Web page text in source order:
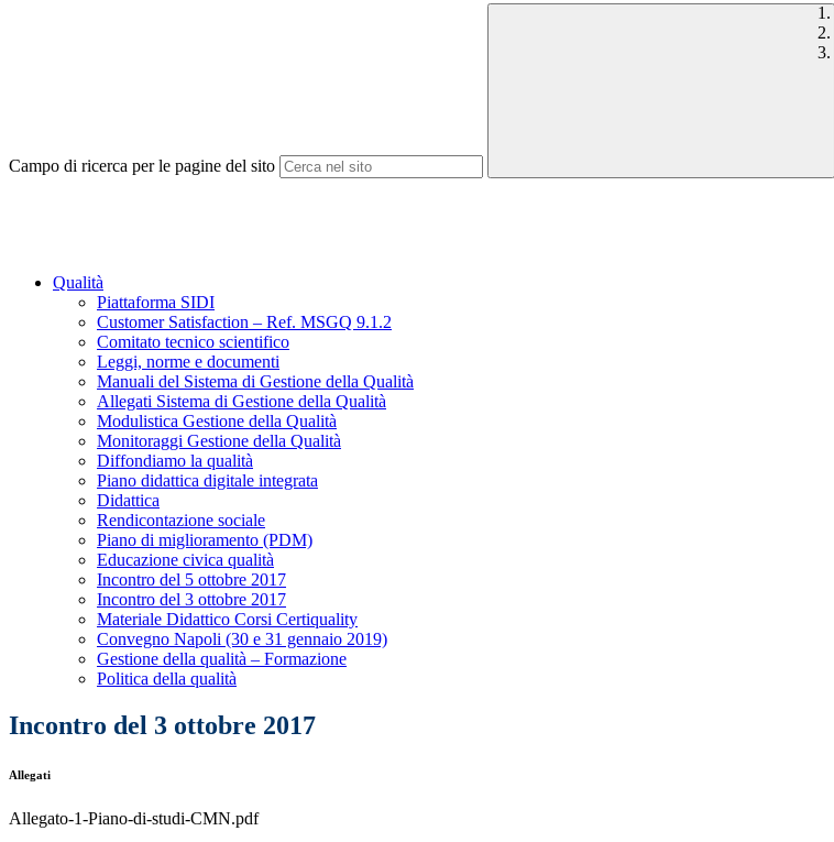
Campo di ricerca per le pagine del sito
Qualità
Piattaforma SIDI
Customer Satisfaction – Ref. MSGQ 9.1.2
Comitato tecnico scientifico
Leggi, norme e documenti
Manuali del Sistema di Gestione della Qualità
Allegati Sistema di Gestione della Qualità
Modulistica Gestione della Qualità
Monitoraggi Gestione della Qualità
Diffondiamo la qualità
Piano didattica digitale integrata
Didattica
Rendicontazione sociale
Piano di miglioramento (PDM)
Educazione civica qualità
Incontro del 5 ottobre 2017
Incontro del 3 ottobre 2017
Materiale Didattico Corsi Certiquality
Convegno Napoli (30 e 31 gennaio 2019)
Gestione della qualità – Formazione
Politica della qualità
Incontro del 3 ottobre 2017
Allegati
Allegato-1-Piano-di-studi-CMN.pdf